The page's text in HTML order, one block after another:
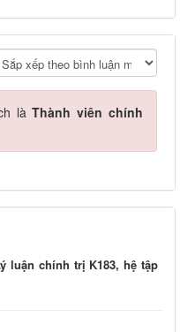
làThành viên chính
luận chính trị K183, hệ tập